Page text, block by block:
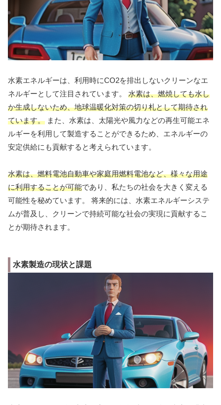
水素エネルギーは、利用時にCO2を排出しないクリーンなエ
ネルギーとして注目されています。 水素は、燃焼しても水し
か生成しないため、地球温暖化対策の切り札として期待され
ています。 また、水素は、太陽光や風力などの再生可能エネ
ルギーを利用して製造することができるため、エネルギーの
安定供給にも貢献すると考えられています。
水素は、燃料電池自動車や家庭用燃料電池など、様々な用途
に利用することが可能であり、私たちの社会を大きく変える
可能性を秘めています。 将来的には、水素エネルギーシステ
ムが普及し、クリーンで持続可能な社会の実現に貢献するこ
とが期待されます。
水素製造の現状と課題